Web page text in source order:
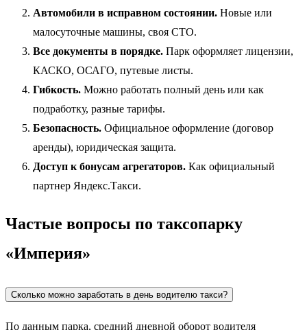
Автомобили в исправном состоянии. Новые или
малосуточные машины, своя СТО.
Все документы в порядке. Парк оформляет лицензии,
КАСКО, ОСАГО, путевые листы.
Гибкость. Можно работать полный день или как
подработку, разные тарифы.
Безопасность. Официальное оформление (договор
аренды), юридическая защита.
Доступ к бонусам агрегаторов. Как официальный
партнер Яндекс.Такси.
Частые вопросы по таксопарку
«Империя»
Сколько можно заработать в день водителю такси?
По данным парка, средний дневной оборот водителя